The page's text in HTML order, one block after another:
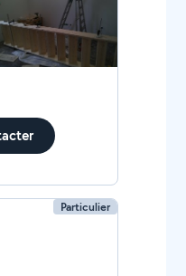
Particulier